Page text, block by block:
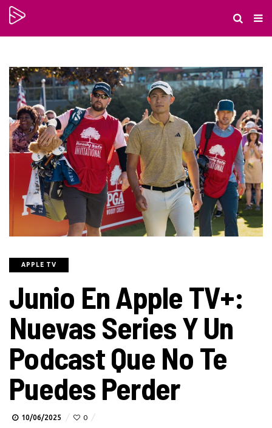
APPLE TV
Junio En Apple TV+:
Nuevas Series Y Un
Podcast Que No Te
Puedes Perder
10/06/2025 0